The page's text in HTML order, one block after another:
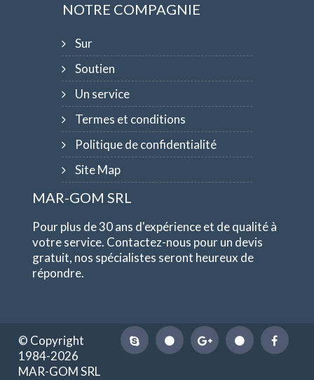
NOTRE COMPAGNIE
Sur
Soutien
Un service
Termes et conditions
Politique de confidentialité
Site Map
MAR-GOM SRL
Pour plus de 30 ans d'expérience et de qualité à
votre service. Contactez-nous pour un devis
gratuit, nos spécialistes seront heureux de
répondre.
© Copyright
1984-2026
MAR-GOM SRL